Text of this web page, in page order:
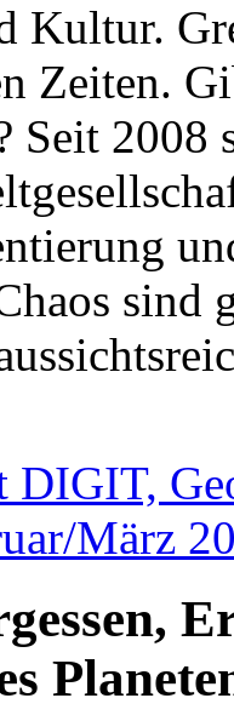
Kultur.
Zeiten.
2008
sind
DIGIT,
März